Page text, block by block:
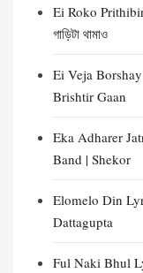
Ei Roko
গাড়িটা থামাও
Ei Veja Borshay
Brishtir Gaan
Eka Adharer
Band | Shekor
Elomelo Din
Dattagupta
Ful Naki Bhul